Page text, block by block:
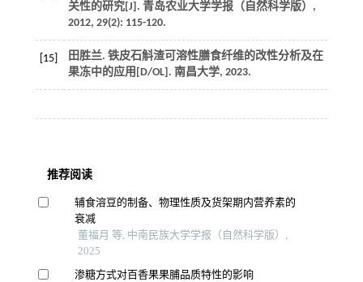
关性的研究[J]. 青岛农业大学学报（自然科学版） ,
2012, 29(2): 115-120.
[15]
田胜兰. 铁皮石斛渣可溶性膳食纤维的改性分析及在
果冻中的应用[D/OL]. 南昌大学, 2023.